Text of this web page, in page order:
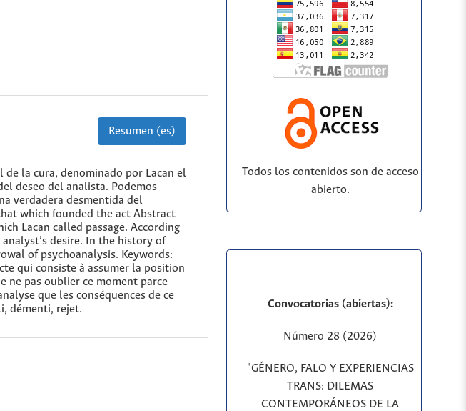
Resumen (es)
de la cura, denominado por Lacan el
deseo del analista. Podemos
verdadera desmentida del
which founded the act Abstract
Lacan called passage. According
desire. In the history of
of psychoanalysis. Keywords:
qui consiste à assumer la position
ne pas oublier ce moment parce
que les conséquences de ce
démenti, rejet.
Todos los contenidos son de acceso
abierto.
Convocatorias (abiertas):
Número 28 (2026)
"GÉNERO, FALO Y EXPERIENCIAS
TRANS: DILEMAS
CONTEMPORÁNEOS DE LA